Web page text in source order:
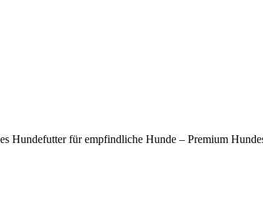
Hundefutter für empfindliche Hunde – Premium